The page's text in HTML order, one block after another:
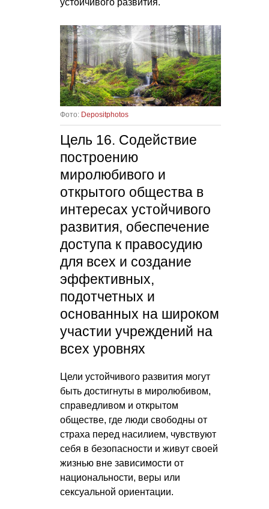
устойчивого развития.
Фото: Depositphotos
Цель 16. Содействие
построению
миролюбивого и
открытого общества в
интересах устойчивого
развития, обеспечение
доступа к правосудию
для всех и создание
эффективных,
подотчетных и
основанных на широком
участии учреждений на
всех уровнях
Цели устойчивого развития могут
быть достигнуты в миролюбивом,
справедливом и открытом
обществе, где люди свободны от
страха перед насилием, чувствуют
себя в безопасности и живут своей
жизнью вне зависимости от
национальности, веры или
сексуальной ориентации.